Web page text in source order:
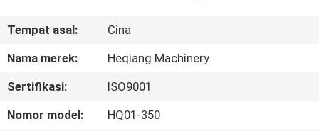
KAMI
PABRIK
Tempat asal:
Cina
Nama merek:
Heqiang Machinery
Sertifikasi:
ISO9001
Nomor model:
HQ01-350